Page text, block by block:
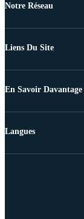
Notre Réseau
Liens Du Site
En Savoir Davantage
Langues